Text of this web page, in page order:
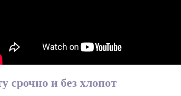
срочно и без хлопот